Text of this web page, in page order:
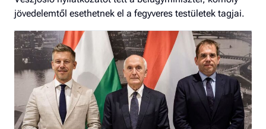
jövedelemtől esethetnek el a fegyveres testületek tagjai.